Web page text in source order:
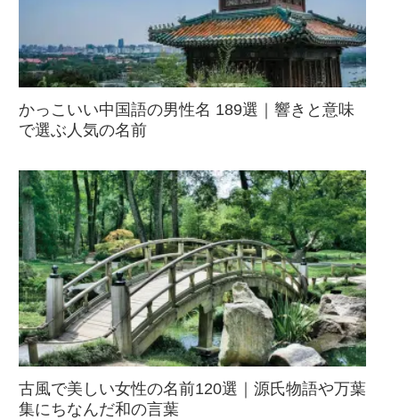
かっこいい中国語の男性名 189選｜響きと意味
で選ぶ人気の名前
古風で美しい女性の名前120選｜源氏物語や万葉
集にちなんだ和の言葉